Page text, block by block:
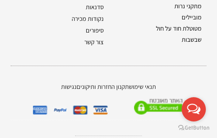
מתקני נרות
מוביילים
מטוטלת חוד על חול
שבשבות
סדנאות
נקודות מכירה
סיפורים
צור קשר
תנאי שימושתקנון החזרות ותיקוניםנגישות